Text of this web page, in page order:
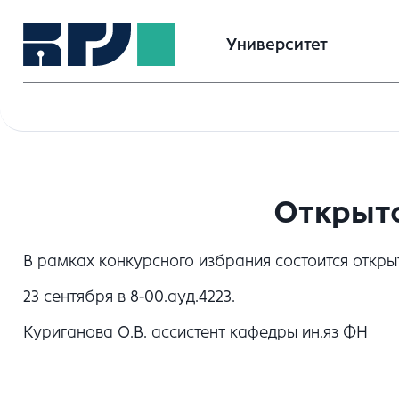
Университет
В рамках конкурсного избрания состоится
23 сентября в 8-00.ауд.4223.
Куриганова О.В. ассистент кафедры ин.яз ФН